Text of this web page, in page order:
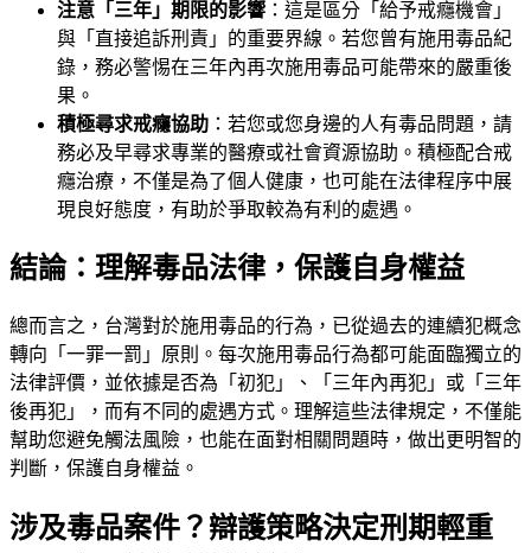
注意「三年」期限的影響 ：這是區分「給予戒癮機會」
與「直接追訴刑責」的重要界線。若您曾有施用毒品紀
錄，務必警惕在三年內再次施用毒品可能帶來的嚴重後
果。
積極尋求戒癮協助 ：若您或您身邊的人有毒品問題，請
務必及早尋求專業的醫療或社會資源協助。積極配合戒
癮治療，不僅是為了個人健康，也可能在法律程序中展
現良好態度，有助於爭取較為有利的處遇。
結論：理解毒品法律，保護自身權益
總而言之，台灣對於施用毒品的行為，已從過去的連續犯概念
轉向「一罪一罰」原則。每次施用毒品行為都可能面臨獨立的
法律評價，並依據是否為「初犯」、「三年內再犯」或「三年
後再犯」，而有不同的處遇方式。理解這些法律規定，不僅能
幫助您避免觸法風險，也能在面對相關問題時，做出更明智的
判斷，保護自身權益。
涉及毒品案件？辯護策略決定刑期輕重